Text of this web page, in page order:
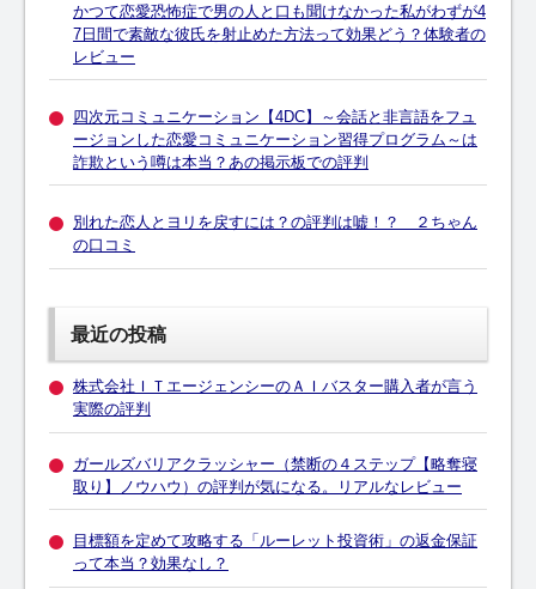
かつて恋愛恐怖症で男の人と口も聞けなかった私がわずが4
7日間で素敵な彼氏を射止めた方法って効果どう？体験者の
レビュー
四次元コミュニケーション【4DC】～会話と非言語をフュ
ージョンした恋愛コミュニケーション習得プログラム～は
詐欺という噂は本当？あの掲示板での評判
別れた恋人とヨリを戻すには？の評判は嘘！？ ２ちゃん
の口コミ
最近の投稿
株式会社ＩＴエージェンシーのＡＩバスター購入者が言う
実際の評判
ガールズバリアクラッシャー（禁断の４ステップ【略奪寝
取り】ノウハウ）の評判が気になる。リアルなレビュー
目標額を定めて攻略する「ルーレット投資術」の返金保証
って本当？効果なし？